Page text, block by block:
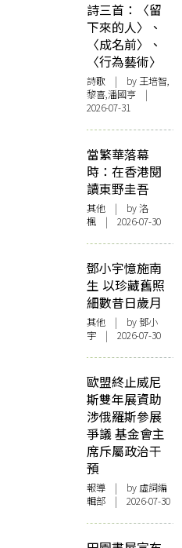
詩三首：〈留
下來的人〉、
〈成名前〉、
〈行為藝術〉
詩歌 | by 王培智,
黎喜,潘國亨 |
2026-07-31
當繁華落幕
時：在香港閱
讀東野圭吾
其他 | by洛
楓 | 2026-07-30
鄧小宇憶施南
生 以珍藏舊照
細數昔日歲月
其他 | by 鄧小
宇 | 2026-07-30
歐盟終止威尼
斯雙年展資助
涉俄羅斯參展
爭議 基金會主
席斥屬政治干
預
報導 | by 虛詞編
輯部 | 2026-07-30